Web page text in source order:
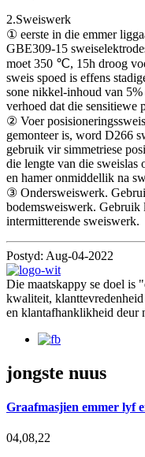
2.Sweiswerk
① eerste in die emmer
GBE309-15
moet 350 ℃, 15h droog
sweis spoed is effens
sone nikkel-inhoud van
verhoed dat die sensitiewe
② Voer
gemonteer is, word D266
gebruik vir simmetriese
die lengte van die
en hamer onmiddellik na
③ Ondersweiswerk.
bodemsweiswerk. Gebruik
intermitterende sweiswerk.
Postyd: Aug-04-2022
Die maatskappy se doel is
kwaliteit,
en klantafhanklikheid deur
jongste nuus
Graafmasjien emmer lyf
04,08,22